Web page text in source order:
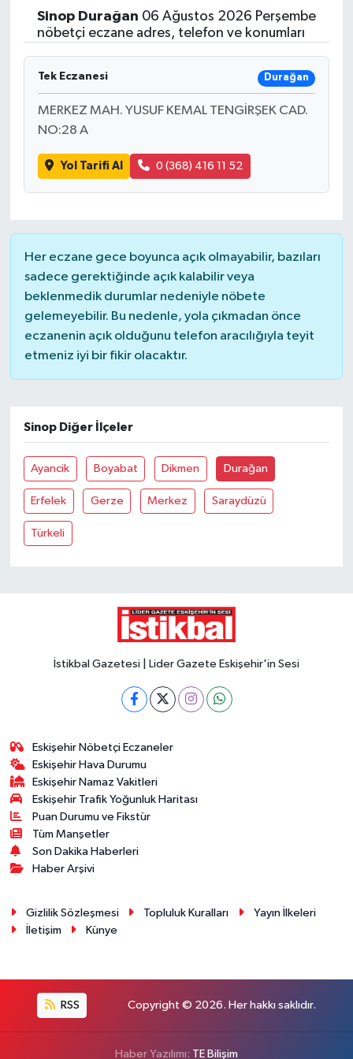
Sinop Durağan 06 Ağustos 2026 Perşembe
nöbetçi eczane adres, telefon ve konumları
Tek Eczanesi Durağan
MERKEZ MAH. YUSUF KEMAL TENGİRŞEK CAD.
NO:28 A
Yol Tarifi Al 0 (368) 416 11 52
Her eczane gece boyunca açık olmayabilir, bazıları
sadece gerektiğinde açık kalabilir veya
beklenmedik durumlar nedeniyle nöbete
gelemeyebilir. Bu nedenle, yola çıkmadan önce
eczanenin açık olduğunu telefon aracılığıyla teyit
etmeniz iyi bir fikir olacaktır.
Sinop Diğer İlçeler
Ayancik Boyabat Dikmen Durağan
Erfelek Gerze Merkez Saraydüzü
Türkeli
İstikbal Gazetesi | Lider Gazete Eskişehir'in Sesi
Eskişehir Nöbetçi Eczaneler
Eskişehir Hava Durumu
Eskişehir Namaz Vakitleri
Eskişehir Trafik Yoğunluk Haritası
Puan Durumu ve Fikstür
Tüm Manşetler
Son Dakika Haberleri
Haber Arşivi
Gizlilik Sözleşmesi Topluluk Kuralları
Yayın İlkeleri
İletişim
Künye
RSS Copyright © 2026. Her hakkı saklıdır.
Haber Yazılımı: TE Bilişim
Yaşam